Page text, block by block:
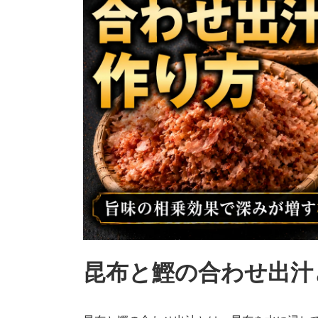
昆布と鰹の合わせ出